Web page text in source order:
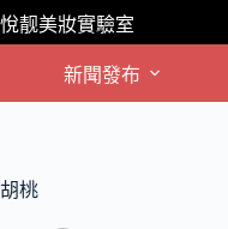
跳
至
要
悅靓美妝實驗室
新聞發布
胡桃